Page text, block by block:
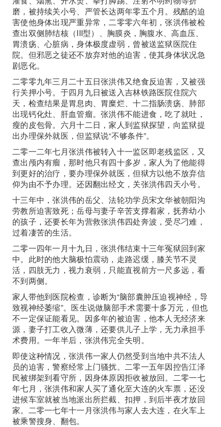
磨，被持续关小号、严管长达两年零五个月。残酷的迫
害使他身体出现严重异常，二零零六年初，张洪伟被检
查出双侧肺结核（III型）、胸膜炎，胸腹水、高血压、
胃溃疡、心脏病，身体极度虚弱，曾被送监狱医院住
院。但邪恶之徒还不放弃对他的迫害，使其身体状况急
剧恶化。
二零零九年三月二十五日张洪伟又绝食反迫害，又被强
行关押小号。于四月九日被送入吉林铁路医院住院六
天，检查结果是胃息肉、胃糜烂、十二指肠溃疡、肺部
出现钙化灶、肝血管瘤。张洪伟不能进食，吃了就吐，
瘦的皮包骨。六月十二日，家人到监狱探望，向监狱提
出办理保外就医，但监狱说“不够条件”。
二零一二年七月张洪伟被转入十一监区即老残监区，又
查出颅内有瘤，那时他只有四十多岁，家人为了他能得
到更好的治疗，要办理保外就医，但狱方以他不放弃信
仰为由不予办理。还因翻出经文，关张洪伟四天小号。
十三年中，张洪伟的岳父、法轮功学员宋文华被朝阳沟
劳教所迫害致死；岳母与妻子辛苦支撑着家，抚养幼小
的孩子，还要长年为营救张洪伟四处奔波，受尽刁难，
过着凄苦的生活。
二零一四年一月十九日，张洪伟结束十三年冤狱回到家
中。此时的他大脑极怕震动，走路迟缓，膝关节不灵
活，四肢无力，视力衰弱，只能直视前方一尺多远，看
不到两侧。
家人带他到医院检查，诊断为“脑部囊肿压迫视神经，导
致视神经萎缩”。医生说做脑部手术需要十多万元，但也
不一定保证能看见。因多年的被迫害，他本人无经济来
源，妻子打工收入微薄，还要供儿子上学，无力承担手
术费用。一年半后，张洪伟完全失明。
即使这种情况，张洪伟一家人仍然受到当地中共不法人
员的迫害，警察经常上门骚扰。二零一五年因控告江泽
民被绑架到看守所，因身体原因拒收被放回。二零一七
年七月，张洪伟和家人买了通化至大连的火车票，还没
进候车室就被当地派出所拦截、扣押，到后半夜才放回
家。二零一七年十一月张洪伟与家人去大连，在火车上
被乘警搜身、翻包。